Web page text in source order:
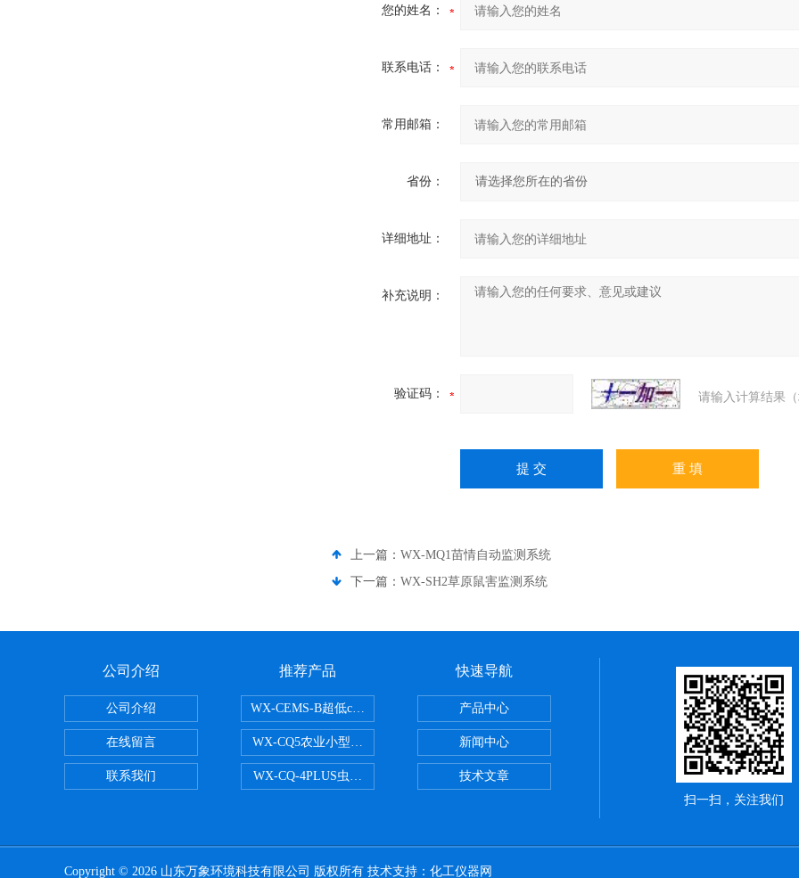
您的姓名：
联系电话：
常用邮箱：
省份：
详细地址：
补充说明：
验证码： 请输入计算结果
上一篇： WX-MQ1苗情自动监测系统
下一篇： WX-SH2草原鼠害监测系统
公司介绍
公司介绍
在线留言
联系我们
推荐产品
WX-CEMS-B超低cems烟气监测系统
WX-CQ5农业小型气象站
WX-CQ-4PLUS虫情测报灯
快速导航
产品中心
新闻中心
技术文章
扫一扫，关注我们
Copyright © 2026 山东万象环境科技有限公司 版权所有 技术支持： 化工仪器网